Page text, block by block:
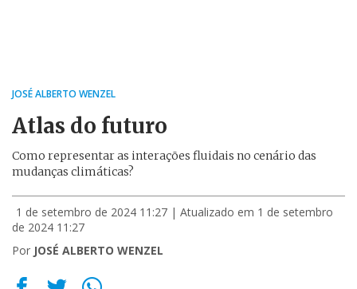
JOSÉ ALBERTO WENZEL
Atlas do futuro
Como representar as interações fluidais no cenário das
mudanças climáticas?
1 de setembro de 2024 11:27 | Atualizado em 1 de setembro
de 2024 11:27
Por JOSÉ ALBERTO WENZEL